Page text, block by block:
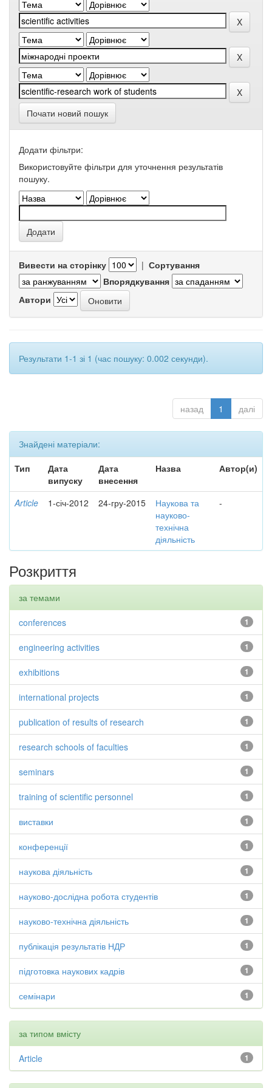
Почати новий пошук
Додати фільтри:
Використовуйте фільтри для уточнення результатів
пошуку.
Вивести на сторінку | Сортування
Впорядкування
Автори
Результати 1-1 зі 1 (час пошуку: 0.002 секунди).
назад 1 далі
Знайдені матеріали:
Тип
Дата
випуску
Дата
внесення
Назва Автор(и)
Article 1-січ-2012 24-гру-2015
Наукова та
науково-
технічна
діяльність
-
Розкриття
за темами
1
conferences
1
engineering activities
1
exhibitions
1
international projects
1
publication of results of research
1
research schools of faculties
1
seminars
1
training of scientific personnel
1
виставки
1
конференції
1
наукова діяльність
1
науково-дослідна робота студентів
1
науково-технічна діяльність
1
публікація результатів НДР
1
підготовка наукових кадрів
1
семінари
за типом вмісту
1
Article